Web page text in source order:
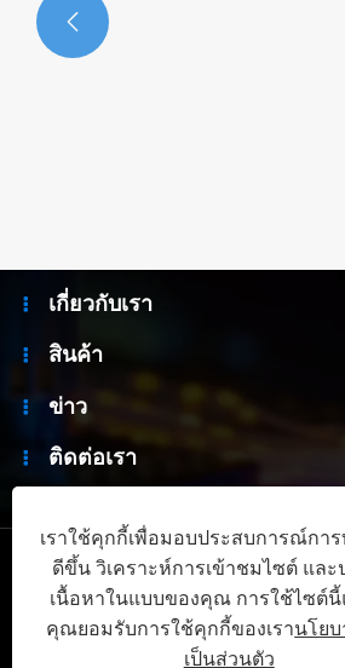

เกี่ยวกับเรา
สินค้า
ข่าว
ติดต่อเรา
Links | Sitemap RSS XML | นโ
ลิขสิทธิ์ © 2026 เซินเจิ้น Box Optronics
สงวนลิขสิทธิ์
เราใช้คุกกี้เพื่อมอบประสบการณ์การ
ดีขึ้น วิเคราะห์การเข้าชมไซต์ และ
เนื้อหาในแบบของคุณ การใช้ไซต์นี้
คุณยอมรับการใช้คุกกี้ของเรานโยบ
เป็นส่วนตัว